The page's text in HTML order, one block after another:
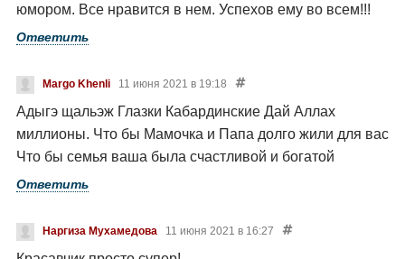
юмором. Все нравится в нем. Успехов ему во всем!!!
Ответить
Margo Khenli 11 июня 2021 в 19:18
Адыгэ щальэж Глазки Кабардинские Дай Аллах
миллионы. Что бы Мамочка и Папа долго жили для вас
Что бы семья ваша была счастливой и богатой
Ответить
Наргиза Мухамедова 11 июня 2021 в 16:27